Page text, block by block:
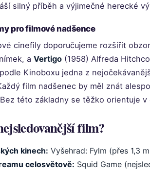
silný příběh a výjimečné herecké
pro filmové nadšence
cinefily doporučujeme rozšířit
a Vertigo (1958) Alfreda
Kinoboxu jedna z
film nadšenec by měl znát
této základny se těžko orientuje
film?
kinech: Vyšehrad: Fylm (přes 1,3
celosvětově: Squid Game